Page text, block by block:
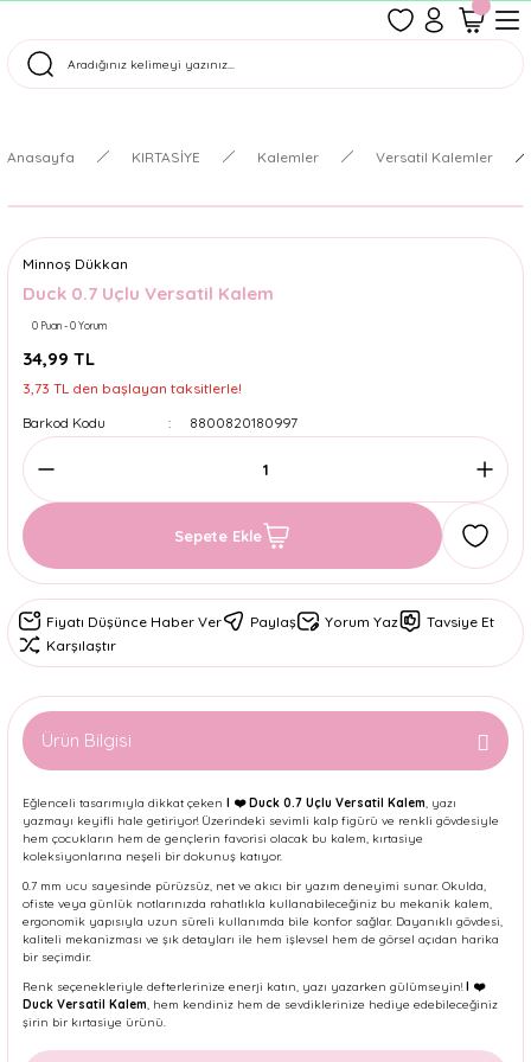
Tüm Siparişler Aynı Gün Kargoda!
Anasayfa KIRTASİYE Kalemler Versatil Kalemler
Minnoş Dükkan
Duck 0.7 Uçlu Versatil Kalem
0 Puan - 0 Yorum
34,99 TL
3,73 TL den başlayan taksitlerle!
Barkod Kodu
8800820180997
Sepete Ekle
Fiyatı Düşünce Haber Ver Paylaş Yorum Yaz
Tavsiye Et
Karşılaştır
Ürün Bilgisi
Eğlenceli tasarımıyla dikkat çeken I ❤️ Duck 0.7 Uçlu Versatil Kalem, yazı
yazmayı keyifli hale getiriyor! Üzerindeki sevimli kalp figürü ve renkli gövdesiyle
hem çocukların hem de gençlerin favorisi olacak bu kalem, kırtasiye
koleksiyonlarına neşeli bir dokunuş katıyor.
0.7 mm ucu sayesinde pürüzsüz, net ve akıcı bir yazım deneyimi sunar. Okulda,
ofiste veya günlük notlarınızda rahatlıkla kullanabileceğiniz bu mekanik kalem,
ergonomik yapısıyla uzun süreli kullanımda bile konfor sağlar. Dayanıklı gövdesi,
kaliteli mekanizması ve şık detayları ile hem işlevsel hem de görsel açıdan harika
bir seçimdir.
Renk seçenekleriyle defterlerinize enerji katın, yazı yazarken gülümseyin!I ❤️
Duck Versatil Kalem, hem kendiniz hem de sevdiklerinize hediye edebileceğiniz
şirin bir kırtasiye ürünü.